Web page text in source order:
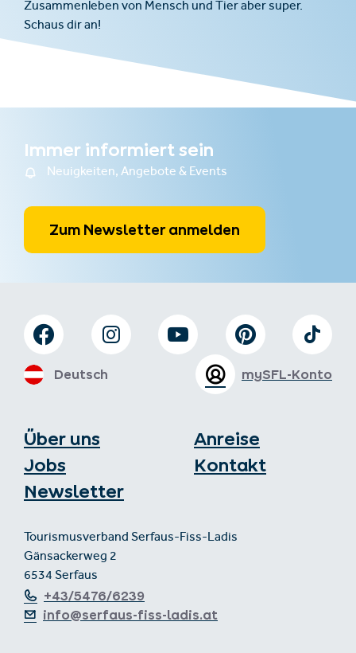
Zusammenleben von Mensch und Tier aber super.
Schaus dir an!
Immer informiert sein
Neuigkeiten, Angebote & Events
Zum Newsletter anmelden
Über uns
Jobs
Newsletter
Anreise
Kontakt
Tourismusverband Serfaus-Fiss-Ladis
Gänsackerweg 2
6534 Serfaus
+43/5476/6239
info@serfaus-fiss-ladis.at
mySFL-Konto
Deutsch